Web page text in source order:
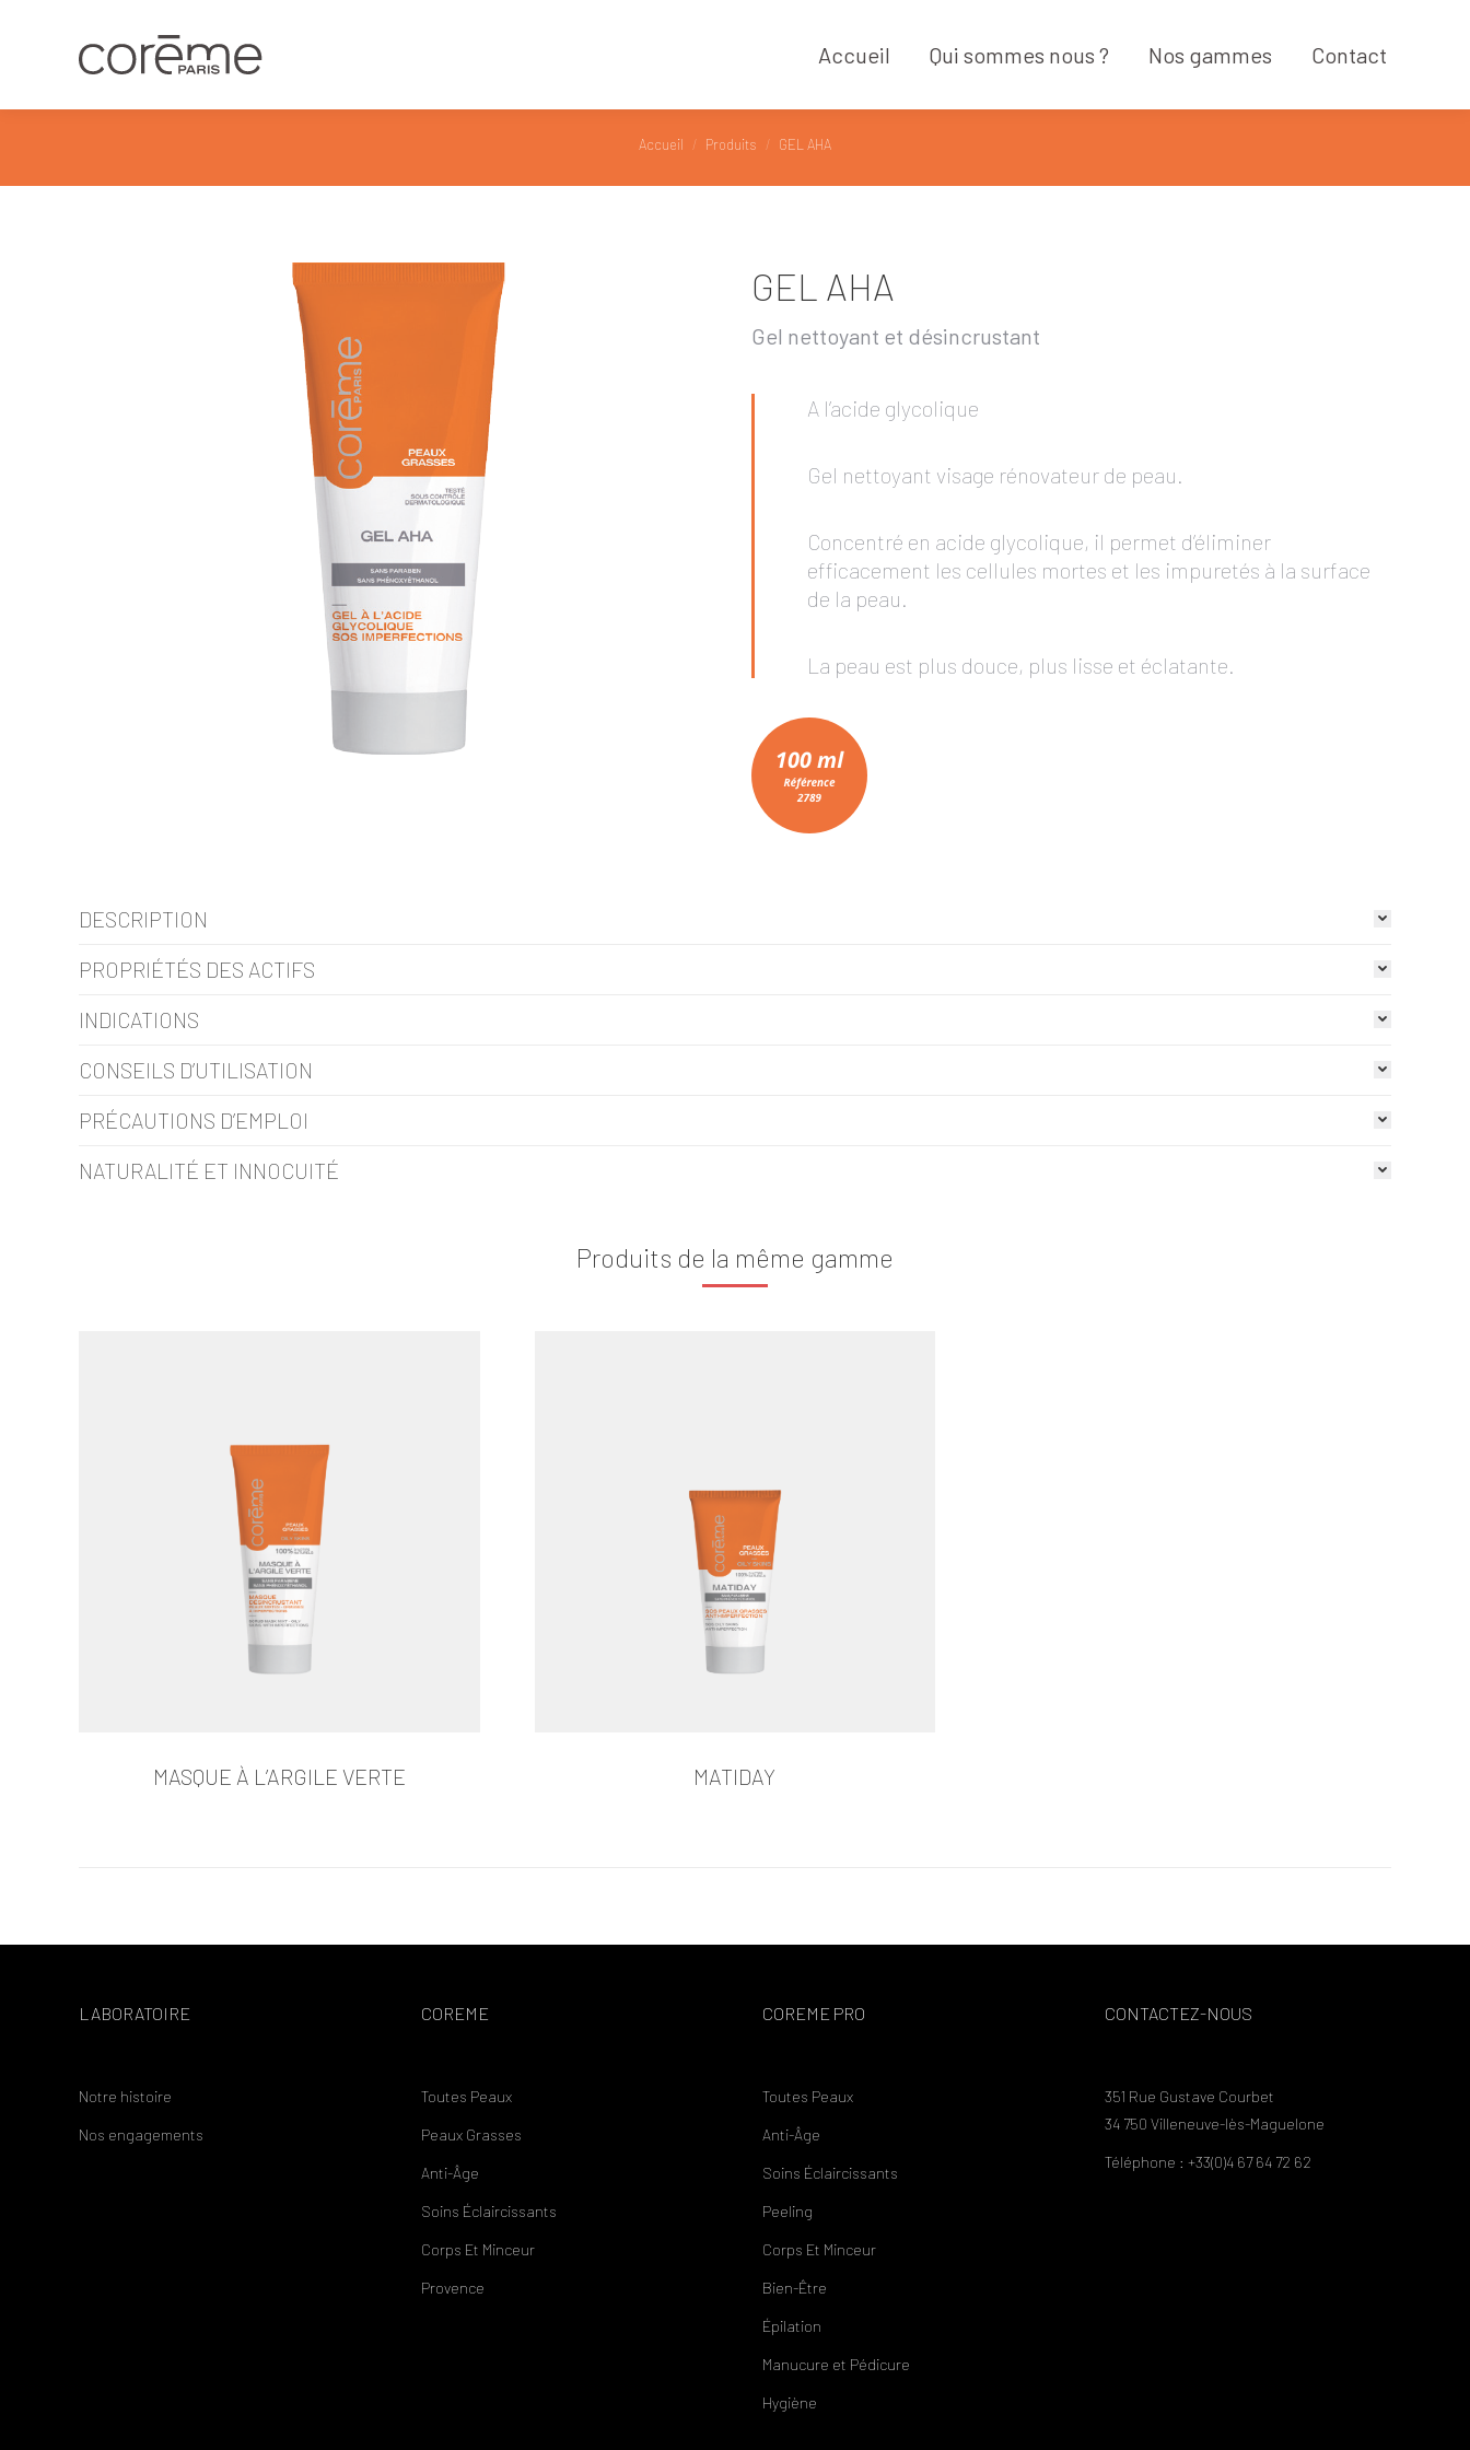
Accueil Qui sommes nous ? Nos gammes Contact
Vous êtes ici :
Accueil Produits GEL AHA
GEL AHA
Gel nettoyant et désincrustant
A l’acide glycolique
Gel nettoyant visage rénovateur de peau.
Concentré en acide glycolique, il permet d’éliminer
efficacement les cellules mortes et les impuretés à la surface
de la peau.
La peau est plus douce, plus lisse et éclatante.
DESCRIPTION
PROPRIÉTÉS DES ACTIFS
INDICATIONS
CONSEILS D’UTILISATION
PRÉCAUTIONS D’EMPLOI
NATURALITÉ ET INNOCUITÉ
Produits de la même gamme
MASQUE À L’ARGILE VERTE MATIDAY
LABORATOIRE
Notre histoire
Nos engagements
COREME
Toutes Peaux
Peaux Grasses
Anti-Âge
Soins Éclaircissants
Corps Et Minceur
Provence
COREME PRO
Toutes Peaux
Anti-Âge
Soins Éclaircissants
Peeling
Corps Et Minceur
Bien-Être
Épilation
Manucure et Pédicure
Hygiène
CONTACTEZ-NOUS
351 Rue Gustave Courbet
34 750 Villeneuve-lès-Maguelone
Téléphone : +33(0)4 67 64 72 62